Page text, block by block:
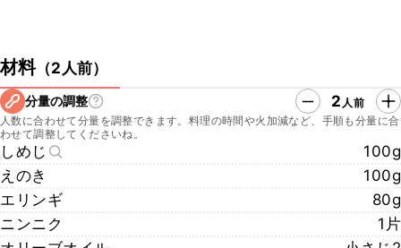
材料（2人前）
分量の調整 2 人前
人数に合わせて分量を調整できます。料理の時間や火加減など、手順も分量に合
わせて調整してくださいね。
しめじ
100g
えのき
100g
エリンギ
80g
ニンニク
1片